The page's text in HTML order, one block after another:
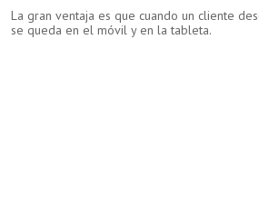
La gran ventaja es que cuando un cliente